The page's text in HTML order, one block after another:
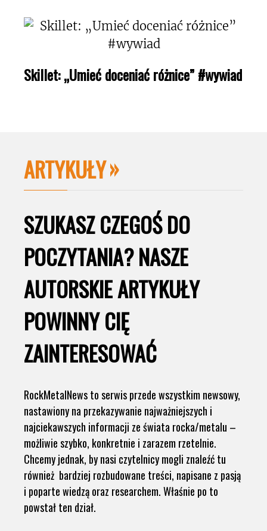
Skillet: „Umieć doceniać różnice” #wywiad
ARTYKUŁY
SZUKASZ CZEGOŚ DO
POCZYTANIA? NASZE
AUTORSKIE ARTYKUŁY
POWINNY CIĘ
ZAINTERESOWAĆ
RockMetalNews to serwis przede wszystkim newsowy,
nastawiony na przekazywanie najważniejszych i
najciekawszych informacji ze świata rocka/metalu –
możliwie szybko, konkretnie i zarazem rzetelnie.
Chcemy jednak, by nasi czytelnicy mogli znaleźć tu
również bardziej rozbudowane treści, napisane z pasją
i poparte wiedzą oraz researchem. Właśnie po to
powstał ten dział.